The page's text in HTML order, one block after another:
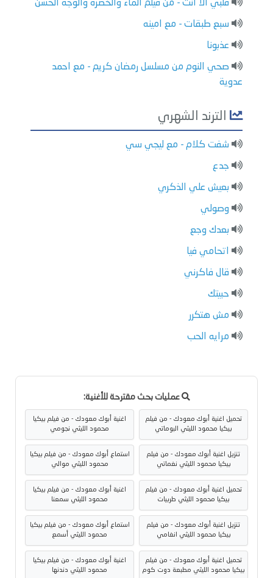
قلبي الا انت - من فيلم الماء والخضرة والوجه الحسن
سبع طبقات - مع امينه
عذبونا
صحي النوم من مسلسل رمضان كريم - مع احمد
عدوية
الترند الشهري
شفت كلام - مع ليجي سي
جدع
بعيش علي الذكري
وصولي
بعدك وجع
اتحامي فيا
قال فاكرني
حبيتك
مش هتكرر
مرايه الحب
عمليات بحث مقترحة للأغنية:
تحميل اغنية أبوك معودك - من فيلم
بيكيا محمود الليثي البوماتي
اغنية أبوك معودك - من فيلم بيكيا
محمود الليثي نجومي
تنزيل اغنية أبوك معودك - من فيلم
بيكيا محمود الليثي نغماتي
استماع أبوك معودك - من فيلم بيكيا
محمود الليثي موالي
تحميل اغنية أبوك معودك - من فيلم
بيكيا محمود الليثي طربيات
اغنية أبوك معودك - من فيلم بيكيا
محمود الليثي سمعنا
تنزيل اغنية أبوك معودك - من فيلم
بيكيا محمود الليثي انغامي
استماع أبوك معودك - من فيلم بيكيا
محمود الليثي أسمع
تحميل اغنية أبوك معودك - من فيلم
بيكيا محمود الليثي مطبعة دوت كوم
اغنية أبوك معودك - من فيلم بيكيا
محمود الليثي دندنها